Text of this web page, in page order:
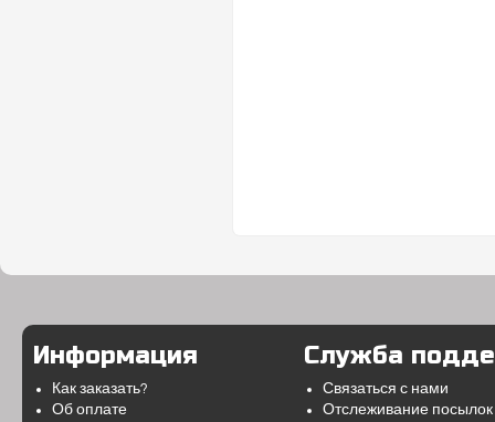
Информация
Как заказать?
Об оплате
Служба
Связаться с нами
Отслеживание посылок